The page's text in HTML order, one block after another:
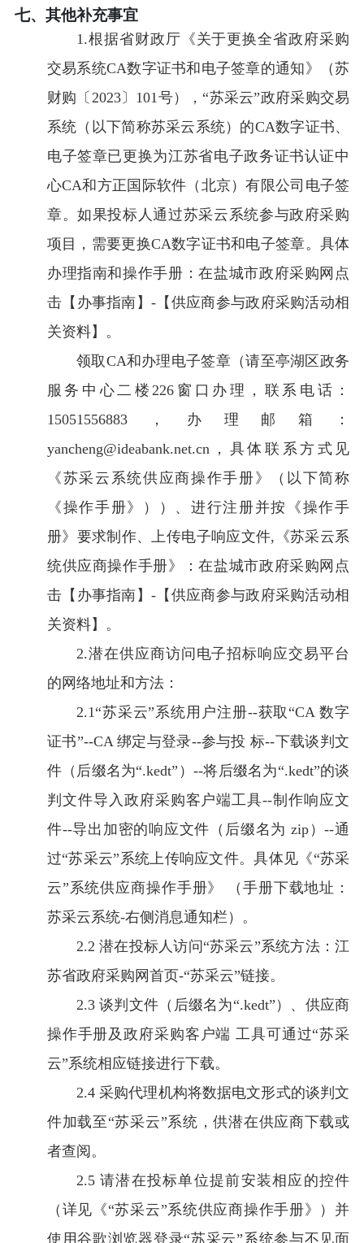
七、其他补充事宜
1.根据省财政厅《关于更换全省政府采购
交易系统CA数字证书和电子签章的通知》（苏
财购〔2023〕101号），“苏采云”政府采购交易
系统（以下简称苏采云系统）的CA数字证书、
电子签章已更换为江苏省电子政务证书认证中
心CA和方正国际软件（北京）有限公司电子签
章。如果投标人通过苏采云系统参与政府采购
项目，需要更换CA数字证书和电子签章。具体
办理指南和操作手册：在盐城市政府采购网点
击【办事指南】-【供应商参与政府采购活动相
关资料】。
领取CA和办理电子签章（请至亭湖区政务
服务中心二楼226窗口办理，联系电话：
15051556883，办理邮箱：
yancheng@ideabank.net.cn，具体联系方式见
《苏采云系统供应商操作手册》（以下简称
《操作手册》））、进行注册并按《操作手
册》要求制作、上传电子响应文件,《苏采云系
统供应商操作手册》：在盐城市政府采购网点
击【办事指南】-【供应商参与政府采购活动相
关资料】。
2.潜在供应商访问电子招标响应交易平台
的网络地址和方法：
2.1“苏采云”系统用户注册--获取“CA 数字
证书”--CA 绑定与登录--参与投 标--下载谈判文
件（后缀名为“.kedt”）--将后缀名为“.kedt”的谈
判文件导入政府采购客户端工具--制作响应文
件--导出加密的响应文件（后缀名为 zip）--通
过“苏采云”系统上传响应文件。具体见《“苏采
云”系统供应商操作手册》 （手册下载地址：
苏采云系统-右侧消息通知栏）。
2.2 潜在投标人访问“苏采云”系统方法：江
苏省政府采购网首页-“苏采云”链接。
2.3 谈判文件（后缀名为“.kedt”）、供应商
操作手册及政府采购客户端 工具可通过“苏采
云”系统相应链接进行下载。
2.4 采购代理机构将数据电文形式的谈判文
件加载至“苏采云”系统，供潜在供应商下载或
者查阅。
2.5 请潜在投标单位提前安装相应的控件
（详见《“苏采云”系统供应商操作手册》）并
使用谷歌浏览器登录“苏采云”系统参与不见面